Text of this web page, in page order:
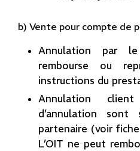
b) Vente pour compte de
Annulation par
rembourse ou
instructions du
Annulation
d’annulation sont
partenaire (voir
L’OIT ne peut